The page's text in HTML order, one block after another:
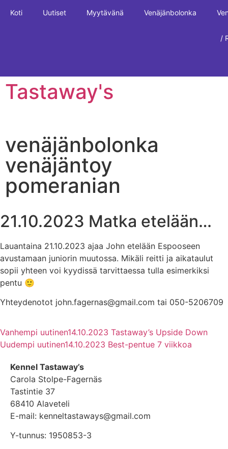
Koti Uutiset Myytävänä Venäjänbolonka
/
Tastaway's
venäjänbolonka
venäjäntoy
pomeranian
21.10.2023 Matka etelään…
Lauantaina 21.10.2023 ajaa John etelään Espooseen
avustamaan juniorin muutossa. Mikäli reitti ja aikataulut
sopii yhteen voi kyydissä tarvittaessa tulla esimerkiksi
pentu 🙂
Yhteydenotot john.fagernas@gmail.com tai 050-5206709
Vanhempi uutinen14.10.2023 Tastaway’s Upside Down
Uudempi uutinen14.10.2023 Best-pentue 7 viikkoa
Kennel Tastaway’s
Carola Stolpe-Fagernäs
Tastintie 37
68410 Alaveteli
E-mail: kenneltastaways@gmail.com
Y-tunnus: 1950853-3